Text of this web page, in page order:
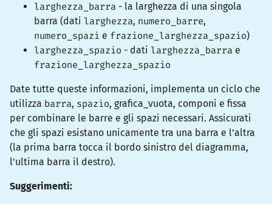
larghezza_barra - la larghezza di una singola
barra (dati larghezza, numero_barre,
numero_spazi e frazione_larghezza_spazio)
larghezza_spazio - dati larghezza_barra e
frazione_larghezza_spazio
Date tutte queste informazioni, implementa un ciclo che
utilizza barra, spazio, grafica_vuota, componi e fissa
per combinare le barre e gli spazi necessari. Assicurati
che gli spazi esistano unicamente tra una barra e l'altra
(la prima barra tocca il bordo sinistro del diagramma,
l'ultima barra il destro).
Suggerimenti: